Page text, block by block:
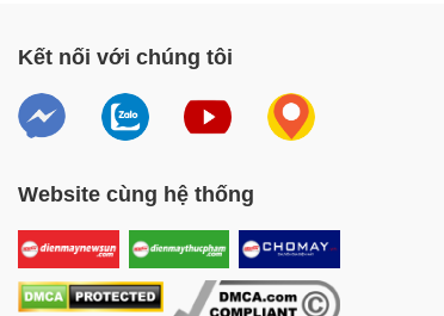
Kết nối với chúng tôi
Website cùng hệ thống